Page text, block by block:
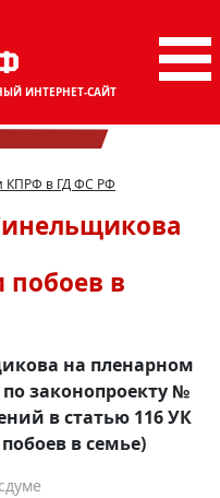
ИНТЕРНЕТ-САЙТ
КПРФ в ГД ФС РФ
в
на пленарном
по законопроекту №
в статью 116 УК
в семье)